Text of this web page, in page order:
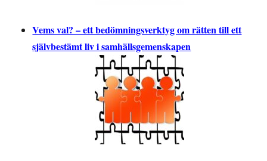
Vems val? – ett bedömningsverktyg om rätten till ett
självbestämt liv i samhällsgemenskapen